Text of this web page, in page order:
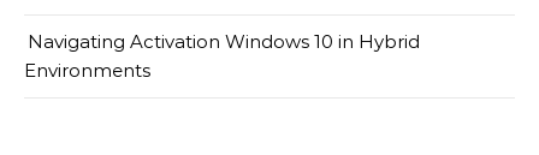
Navigating Activation Windows 10 in Hybrid
Environments